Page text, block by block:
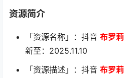
资源简介
「资源名称」：抖音 布罗莉
新至：2025.11.10
「资源描述」：抖音 布罗莉